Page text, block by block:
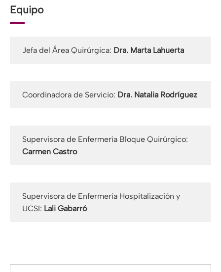
Equipo
Jefa del Área Quirúrgica: Dra. Marta Lahuerta
Coordinadora de Servicio: Dra. Natalia Rodríguez
Supervisora de Enfermería Bloque Quirúrgico:
Carmen Castro
Supervisora de Enfermería Hospitalización y
UCSI: Lali Gabarró